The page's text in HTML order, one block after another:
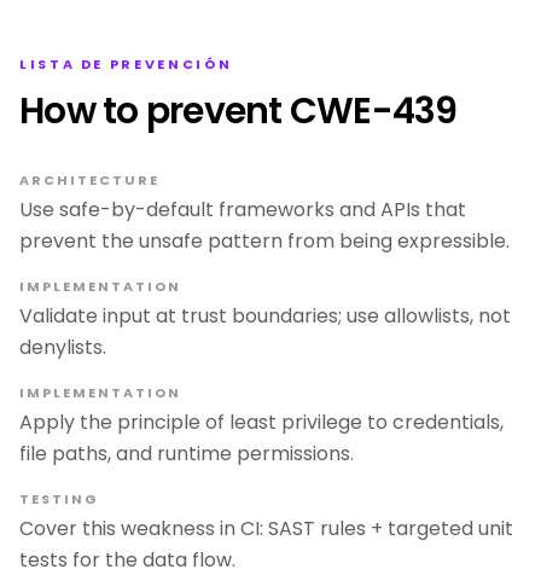
LISTA DE PREVENCIÓN
How to prevent CWE-439
ARCHITECTURE
Use safe-by-default frameworks and APIs that
prevent the unsafe pattern from being expressible.
IMPLEMENTATION
Validate input at trust boundaries; use allowlists, not
denylists.
IMPLEMENTATION
Apply the principle of least privilege to credentials,
file paths, and runtime permissions.
TESTING
Cover this weakness in CI: SAST rules + targeted unit
tests for the data flow.